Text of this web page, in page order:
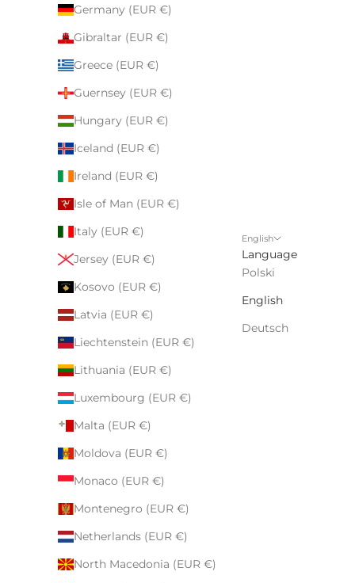
Germany (EUR €)
Gibraltar (EUR €)
Greece (EUR €)
Guernsey (EUR €)
Hungary (EUR €)
Iceland (EUR €)
Ireland (EUR €)
Isle of Man (EUR €)
Italy (EUR €)
Jersey (EUR €)
Kosovo (EUR €)
Latvia (EUR €)
Liechtenstein (EUR €)
Lithuania (EUR €)
Luxembourg (EUR €)
Malta (EUR €)
Moldova (EUR €)
Monaco (EUR €)
Montenegro (EUR €)
Netherlands (EUR €)
North Macedonia (EUR €)
English
Language
Polski
English
Deutsch